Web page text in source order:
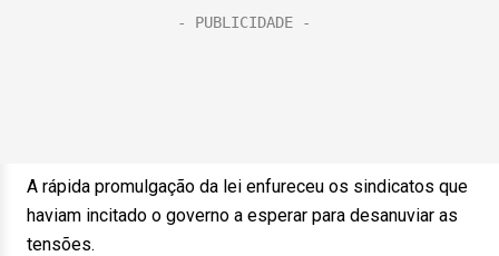
A rápida promulgação da lei enfureceu os sindicatos que
haviam incitado o governo a esperar para desanuviar as
tensões.